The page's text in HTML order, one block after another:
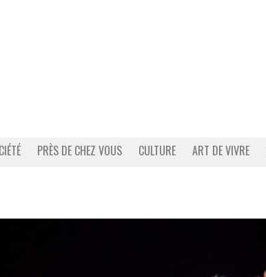
PRÈS DE CHEZ VOUS CULTURE ART DE VIVRE